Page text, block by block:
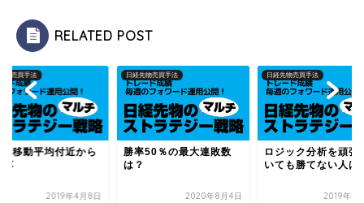
RELATED POST
物売買手法
移動平均付近から
落
2019年4月8日
日経先物売買手法
勝率50％の最大連敗数
は？
2020年8月4日
日経先物売買手法
ロジック分析を頑張
いても勝てない人は
2019年10